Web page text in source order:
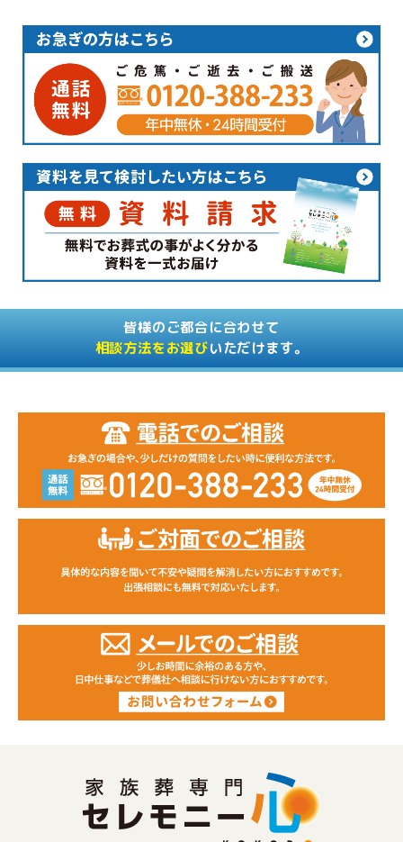
皆様のご都合に合わせて
相談方法をお選びいただけます。